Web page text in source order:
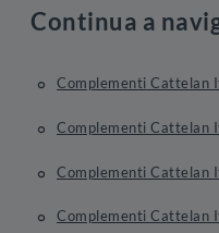
Continua a
Complementi Cattelan
Complementi Cattelan
Complementi Cattelan
Complementi Cattelan